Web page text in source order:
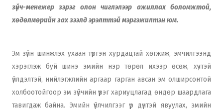
зүйч-менежер зэрэг олон чиглэлээр ажиллах боломжтой,
хөдөлмөрийн зах зээлд эрэлттэй мэргэжилтэн юм.
Эм зүйн шинжлэх ухаан түргэн хурдацтай хөгжиж, эмчилгээнд
хэрэглэж буй шинэ эмийн нэр төрөл ихээр өсөж, хүчтэй
үйлдэлтэй, нийлэгжлийн аргаар гарган авсан эм олширсонтой
холбоотойгоор эм зүйчийн үүрэг хариуцлагад өндөр шаардлага
тавигдаж байна. Эмийн үйлчилгээг үр дүнтэй явуулах, эмийн